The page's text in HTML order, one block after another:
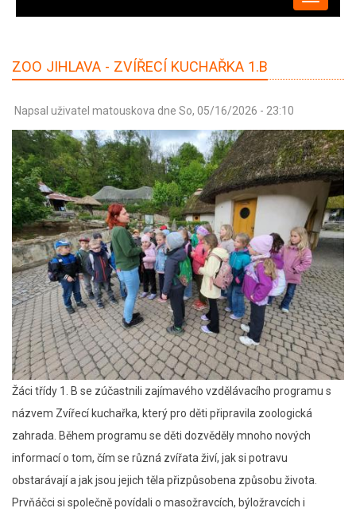
ZOO JIHLAVA - ZVÍŘECÍ KUCHAŘKA 1.B
Napsal uživatel matouskova dne So, 05/16/2026 - 23:10
Žáci třídy 1. B se zúčastnili zajímavého vzdělávacího programu s
názvem Zvířecí kuchařka, který pro děti připravila zoologická
zahrada. Během programu se děti dozvěděly mnoho nových
informací o tom, čím se různá zvířata živí, jak si potravu
obstarávají a jak jsou jejich těla přizpůsobena způsobu života.
Prvňáčci si společně povídali o masožravcích, býložravcích i